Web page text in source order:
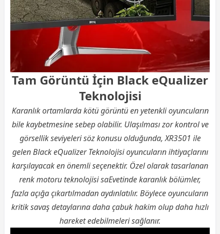
Tam Görüntü İçin Black eQualizer
Teknolojisi
Karanlık ortamlarda kötü görüntü en yetenkli oyuncuların
bile kaybetmesine sebep olabilir. Ulaşılması zor kontrol ve
görsellik seviyeleri söz konusu olduğunda, XR3501 ile
gelen Black eQualizer Teknolojisi oyuncuların ihtiyaçlarını
karşılayacak en önemli seçenektir. Özel olarak tasarlanan
renk motoru teknolojisi saEvetinde karanlık bölümler,
fazla açığa çıkartılmadan aydınlatılır. Böylece oyuncuların
kritik savaş detaylarına daha çabuk hakim olup daha hızlı
hareket edebilmeleri sağlanır.